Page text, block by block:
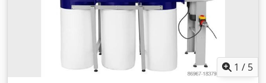
1 / 5